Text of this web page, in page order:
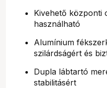
Kivehető központi
használható
Alumínium
szilárdságért és
Dupla lábtartó
stabilitásért